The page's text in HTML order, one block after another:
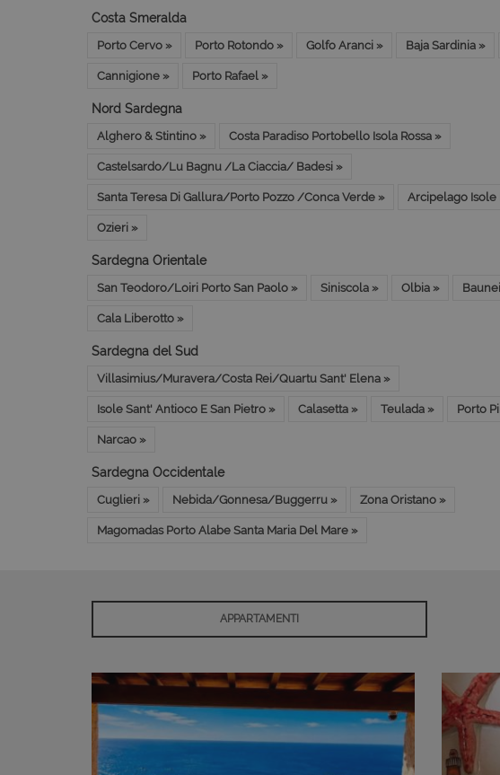
Costa Smeralda
Porto Cervo » Porto Rotondo » Golfo Aranci » Baja Sardinia »
Cannigione » Porto Rafael »
Nord Sardegna
Alghero & Stintino » Costa Paradiso Portobello Isola Rossa »
Castelsardo/Lu Bagnu /La Ciaccia/ Badesi »
Santa Teresa Di Gallura/Porto Pozzo /Conca Verde » Arcipelago Isole
Ozieri »
Sardegna Orientale
San Teodoro/Loiri Porto San Paolo » Siniscola » Olbia »
Cala Liberotto »
Sardegna del Sud
Villasimius/Muravera/Costa Rei/Quartu Sant' Elena »
Isole Sant' Antioco E San Pietro » Calasetta » Teulada » Porto
Narcao »
Sardegna Occidentale
Cuglieri » Nebida/Gonnesa/Buggerru » Zona Oristano »
Magomadas Porto Alabe Santa Maria Del Mare »
APPARTAMENTI